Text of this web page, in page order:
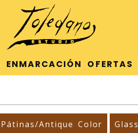
ENMARCACIÓN OFERTAS
Pátinas/Antique Color Glass